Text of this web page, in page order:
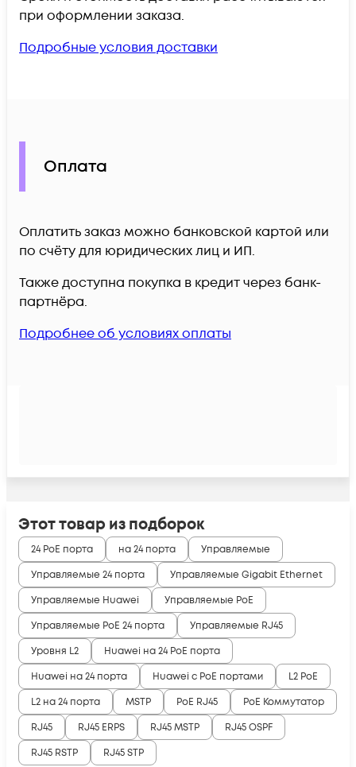
при оформлении заказа.
Подробные условия доставки
Оплата
Оплатить заказ можно банковской картой или
по счёту для юридических лиц и ИП.
Также доступна покупка в кредит через банк-
партнёра.
Подробнее об условиях оплаты
Этот товар из подборок
24 PoE порта на 24 порта
Управляемые
Управляемые 24 порта
Управляемые Gigabit Ethernet
Управляемые Huawei
Управляемые PoE
Управляемые PoE 24 порта
Управляемые RJ45
Уровня L2
Huawei на 24 PoE порта
Huawei на 24 порта
Huawei с PoE портами
L2 PoE
L2 на 24 порта
MSTP PoE RJ45
PoE Коммутатор
RJ45
RJ45 ERPS RJ45 MSTP
RJ45 OSPF
RJ45 RSTP
RJ45 STP